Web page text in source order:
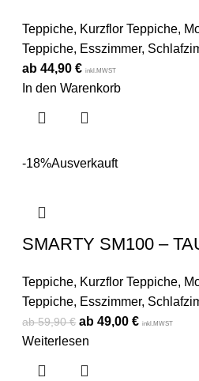
Teppiche, Kurzflor Teppiche,
Teppiche, Esszimmer,
44,90€ inkl.MWST
In den Warenkorb
-18%Ausverkauft
SMARTY SM100 –
Teppiche, Kurzflor Teppiche,
Teppiche, Esszimmer,
59,90€ 49,00€ inkl.MWST
Weiterlesen